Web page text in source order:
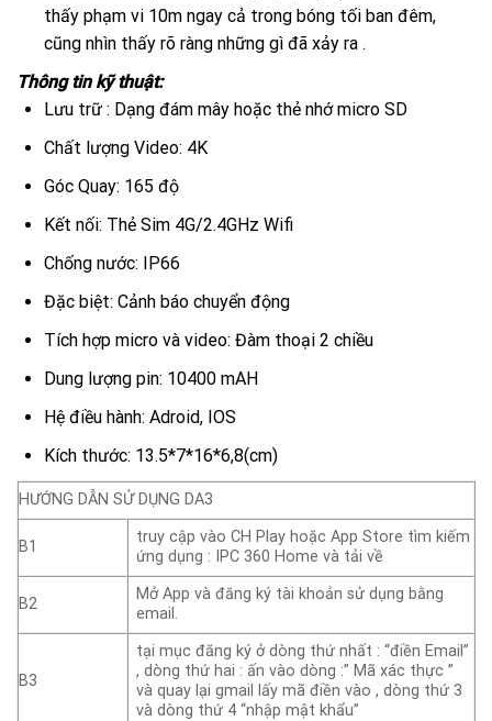
thấy phạm vi 10m ngay cả trong bóng tối ban đêm,
cũng nhìn thấy rõ ràng những gì đã xảy ra .
Thông tin kỹ thuật:
Lưu trữ : Dạng đám mây hoặc thẻ nhớ micro SD
Chất lượng Video: 4K
Góc Quay: 165 độ
Kết nối: Thẻ Sim 4G/2.4GHz Wifi
Chống nước: IP66
Đặc biệt: Cảnh báo chuyển động
Tích hợp micro và video: Đàm thoại 2 chiều
Dung lượng pin: 10400 mAH
Hệ điều hành: Adroid, IOS
Kích thước: 13.5*7*16*6,8(cm)
HƯỚNG DẪN SỬ DỤNG DA3
B1
truy cập vào CH Play hoặc App Store tìm kiếm
ứng dụng : IPC 360 Home và tải về
B2
Mở App và đăng ký tài khoản sử dụng bằng
email.
B3
tại mục đăng ký ở dòng thứ nhất : “điền Email”
, dòng thứ hai : ấn vào dòng :” Mã xác thực ”
và quay lại gmail lấy mã điền vào , dòng thứ 3
và dòng thứ 4 “nhập mật khẩu”